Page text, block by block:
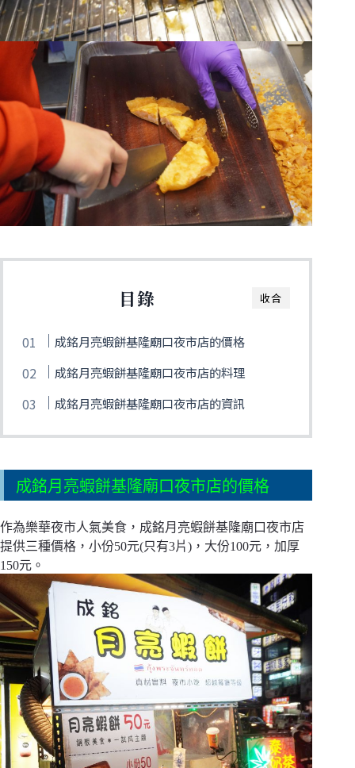
收合
目錄
成銘月亮蝦餅基隆廟口夜市店的價格
成銘月亮蝦餅基隆廟口夜市店的料理
成銘月亮蝦餅基隆廟口夜市店的資訊
成銘月亮蝦餅基隆廟口夜市店的價格
作為樂華夜市人氣美食，成銘月亮蝦餅基隆廟口夜市店
提供三種價格，小份50元(只有3片)，大份100元，加厚
150元。